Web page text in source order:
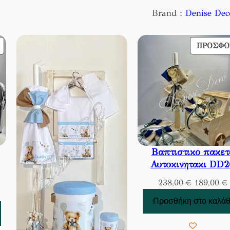
Brand : Denise
Βαπτιστικο
Αυτοκινητακι
238,00€ Original
was:
189,00 €Η
Προσθήκη στο